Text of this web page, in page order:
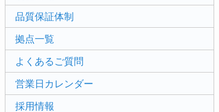
品質保証体制
拠点一覧
よくあるご質問
営業日カレンダー
採用情報